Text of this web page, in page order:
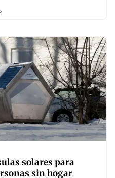
solares para
sin hogar